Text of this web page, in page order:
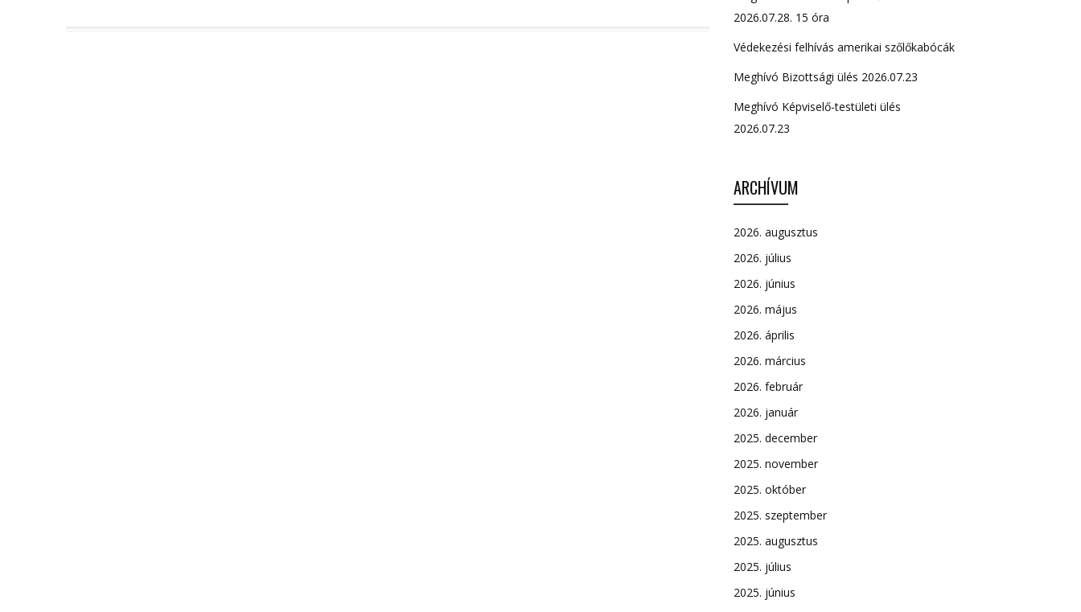
2026.07.28. 15 óra
Védekezési felhívás amerikai szőlőkabócák
Meghívó Bizottsági ülés 2026.07.23
Meghívó Képviselő-testületi ülés
2026.07.23
ARCHÍVUM
2026. augusztus
2026. július
2026. június
2026. május
2026. április
2026. március
2026. február
2026. január
2025. december
2025. november
2025. október
2025. szeptember
2025. augusztus
2025. július
2025. június